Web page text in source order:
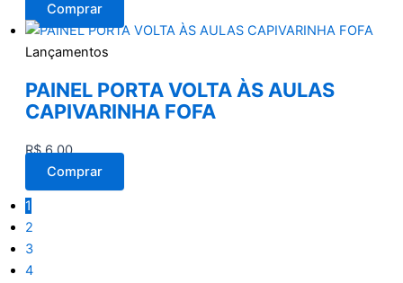
Comprar
Lançamentos
PAINEL PORTA VOLTA ÀS AULAS
CAPIVARINHA FOFA
R$6,00
Comprar
1
2
3
4